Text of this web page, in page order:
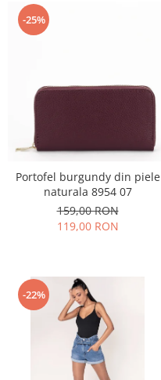
-25%
Portofel burgundy din piele
naturala 8954 07
159,00 RON
119,00 RON
-22%